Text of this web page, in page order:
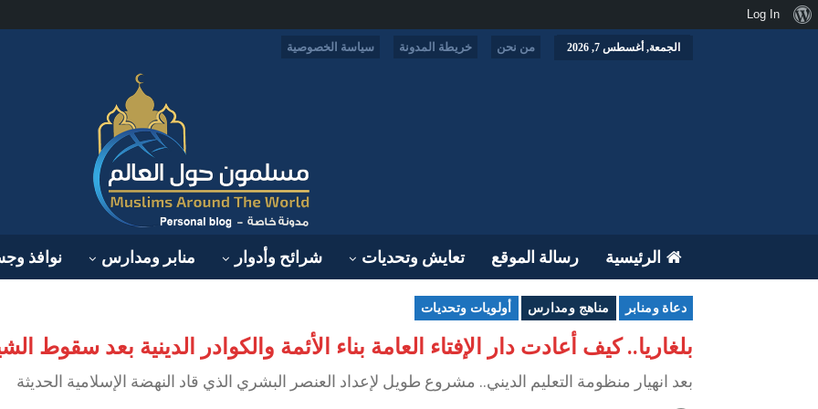
الجمعة, أغسطس 7, 2026 من نحن خريطة المدونة سياسة الخصوصية
الرئيسية رسالة الموقع تعايش وتحديات شرائح وأدوار منابر ومدارس نوافذ
دعاة ومنابر مناهج ومدارس أولويات وتحديات
بلغاريا.. كيف أعادت دار الإفتاء العامة بناء الأئمة والكوادر الدينية بعد سقوط
بعد انهيار منظومة التعليم الديني.. مشروع طويل لإعداد العنصر البشري الذي قاد النهضة الإسلامية الحديثة
نبذةLog In